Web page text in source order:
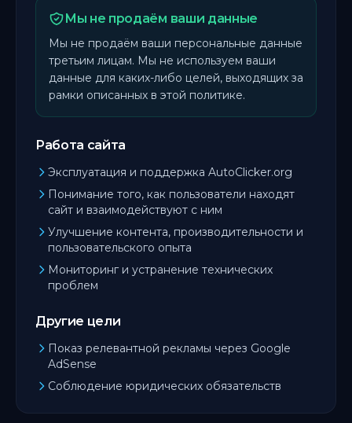
Мы не продаём ваши данные
Мы не продаём ваши персональные данные
третьим лицам. Мы не используем ваши
данные для каких-либо целей, выходящих за
рамки описанных в этой политике.
Работа сайта
Эксплуатация и поддержка AutoClicker.org
Понимание того, как пользователи находят
сайт и взаимодействуют с ним
Улучшение контента, производительности и
пользовательского опыта
Мониторинг и устранение технических
проблем
Другие цели
Показ релевантной рекламы через Google
AdSense
Соблюдение юридических обязательств